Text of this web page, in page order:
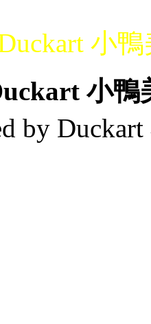
小
小鴨
by